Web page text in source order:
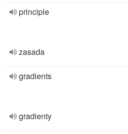
principle
zasada
gradients
gradienty